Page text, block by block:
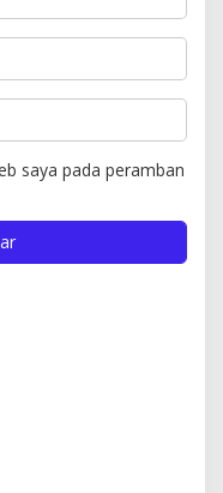
saya pada peramban